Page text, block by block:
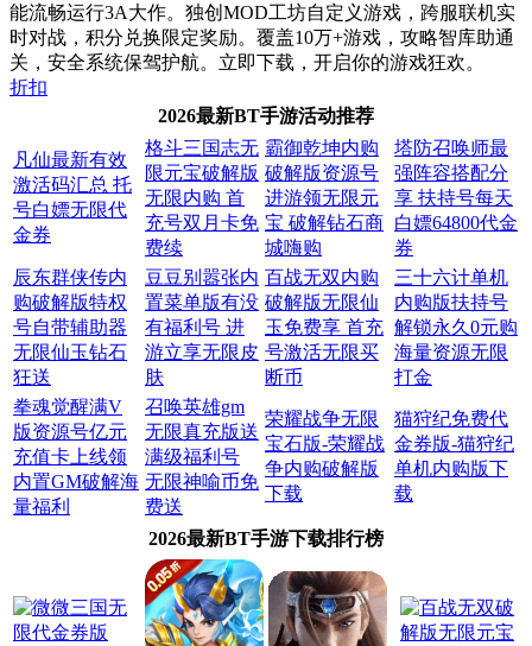
能流畅运行3A大作。独创MOD工坊自定义游戏，跨服联机实
时对战，积分兑换限定奖励。覆盖10万+游戏，攻略智库助通
关，安全系统保驾护航。立即下载，开启你的游戏狂欢。
折扣
2026最新BT手游活动推荐
凡仙最新有效
激活码汇总 托
号白嫖无限代
金券
格斗三国志无
限元宝破解版
无限内购 首
充号双月卡免
费续
霸御乾坤内购
破解版资源号
进游领无限元
宝 破解钻石商
城嗨购
塔防召唤师最
强阵容搭配分
享 扶持号每天
白嫖64800代金
券
辰东群侠传内
购破解版特权
号自带辅助器
无限仙玉钻石
狂送
豆豆别嚣张内
置菜单版有没
有福利号 进
游立享无限皮
肤
百战无双内购
破解版无限仙
玉免费享 首充
号激活无限买
断币
三十六计单机
内购版扶持号
解锁永久0元购
海量资源无限
打金
拳魂觉醒满V
版资源号亿元
充值卡上线领
内置GM破解海
量福利
召唤英雄gm
无限真充版送
满级福利号
无限神喻币免
费送
荣耀战争无限
宝石版-荣耀战
争内购破解版
下载
猫狩纪免费代
金券版-猫狩纪
单机内购版下
载
2026最新BT手游下载排行榜